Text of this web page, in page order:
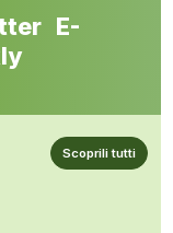
E-
Scoprili tutti